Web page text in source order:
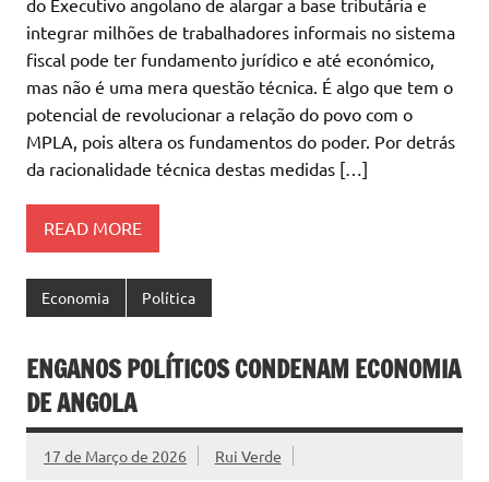
integrar milhões de trabalhadores informais no sistema
fiscal pode ter fundamento jurídico e até económico,
mas não é uma mera questão técnica. É algo que tem o
potencial de revolucionar a relação do povo com o
MPLA, pois altera os fundamentos do poder. Por detrás
da racionalidade técnica destas medidas […]
READ MORE
Economia Política
ENGANOS POLÍTICOS CONDENAM ECONOMIA
DE ANGOLA
17 de Março de 2026 Rui Verde